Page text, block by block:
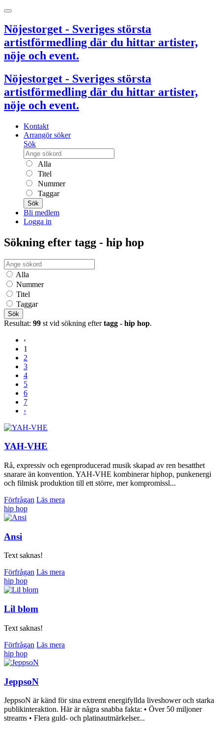
Nöjestorget - Sveriges största
artistförmedling där du hittar artister,
nöje och event.
Nöjestorget - Sveriges största
artistförmedling där du hittar artister,
nöje och event.
Kontakt
Arrangör söker
Sök
Alla
Titel
Nummer
Taggar
Sök
Bli medlem
Logga in
Sökning efter tagg - hip hop
Alla
Nummer
Titel
Taggar
Sök
Resultat: 99 st vid sökning eftertagg - hip hop.
‹
1
2
3
4
5
6
7
›
YAH-VHE
Rå, expressiv och egenproducerad musik skapad av ren besatthet
snarare än konvention. YAH-VHE kombinerar hiphop, punkenergi
och filmisk produktion till ett större, mer kompromissl...
Förfrågan Läs mera
hip hop
Ansi
Text saknas!
Förfrågan Läs mera
hip hop
Lil blom
Text saknas!
Förfrågan Läs mera
hip hop
JeppsoN
JeppsoN är känd för sina extremt energifyllda liveshower och starka
publikinteraktion. Här är några snabba fakta: • Över 50 miljoner
streams • Flera guld- och platinautmärkelser...